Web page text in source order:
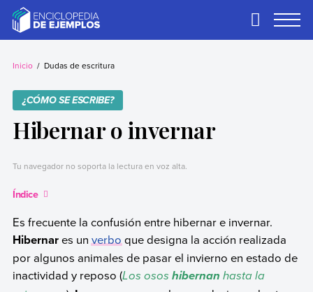
contentEjemplos
Necesitas ejemplos.
Primary
Inicio Dudas de escritura
¿CÓMO SE ESCRIBE?
Hibernar o invernar
Tu navegador no soporta la lectura en voz alta.
Índice
Es frecuente la confusión entre hibernar e invernar.
Hibernares unverboque designa la acción realizada
por algunos animales de pasar el invierno en estado de
inactividad y reposo (Los osos hibernan hasta la